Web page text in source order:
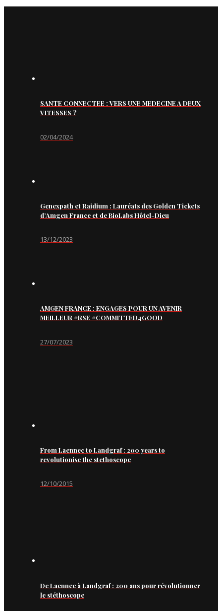
SANTE CONNECTEE : VERS UNE MEDECINE A DEUX
VITESSES ?
02/04/2024
Genexpath et Raidium : Lauréats des Golden Tickets
d’Amgen France et de BioLabs Hôtel-Dieu
13/12/2023
AMGEN FRANCE : ENGAGES POUR UN AVENIR
MEILLEUR #RSE #COMMITTED4GOOD
27/07/2023
From Laennec to Landgraf : 200 years to
revolutionise the stethoscope
12/10/2015
De Laennec à Landgraf : 200 ans pour révolutionner
le stéthoscope